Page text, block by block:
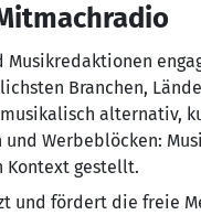
Musikredaktionen
Branchen,
alternativ,
und Werbeblöcken:
Kontext gestellt.
und fördert die freie